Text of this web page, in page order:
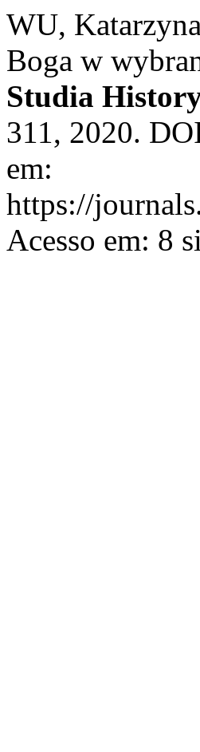
WU,
Boga w
Studia
311, 2020.
em:
https://
Acesso em: 8